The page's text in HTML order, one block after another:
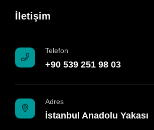
İletişim
Telefon
+90 539 251 98 03
Adres
İstanbul Anadolu Yakası